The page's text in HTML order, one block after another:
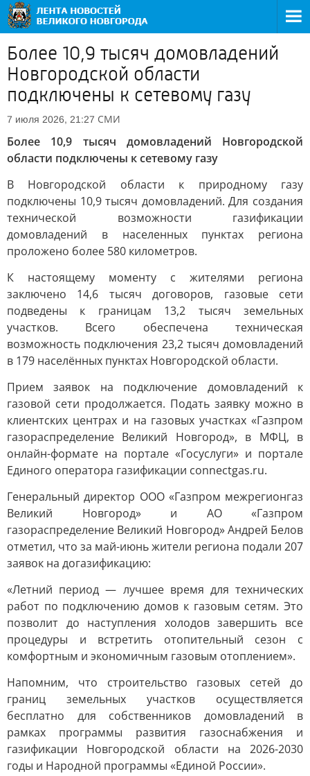
Более 10,9 тысяч домовладений
Новгородской области
подключены к сетевому газу
7 июля 2026, 21:27 СМИ
Более 10,9 тысяч домовладений Новгородской
области подключены к сетевому газу
В Новгородской области к природному газу
подключены 10,9 тысяч домовладений. Для создания
технической возможности газификации
домовладений в населенных пунктах региона
проложено более 580 километров.
К настоящему моменту с жителями региона
заключено 14,6 тысяч договоров, газовые сети
подведены к границам 13,2 тысяч земельных
участков. Всего обеспечена техническая
возможность подключения 23,2 тысяч домовладений
в 179 населённых пунктах Новгородской области.
Прием заявок на подключение домовладений к
газовой сети продолжается. Подать заявку можно в
клиентских центрах и на газовых участках «Газпром
газораспределение Великий Новгород», в МФЦ, в
онлайн-формате на портале «Госуслуги» и портале
Единого оператора газификации connectgas.ru.
Генеральный директор ООО «Газпром межрегионгаз
Великий Новгород» и АО «Газпром
газораспределение Великий Новгород» Андрей Белов
отметил, что за май-июнь жители региона подали 207
заявок на догазификацию:
«Летний период — лучшее время для технических
работ по подключению домов к газовым сетям. Это
позволит до наступления холодов завершить все
процедуры и встретить отопительный сезон с
комфортным и экономичным газовым отоплением».
Напомним, что строительство газовых сетей до
границ земельных участков осуществляется
бесплатно для собственников домовладений в
рамках программы развития газоснабжения и
газификации Новгородской области на 2026-2030
годы и Народной программы «Единой России».